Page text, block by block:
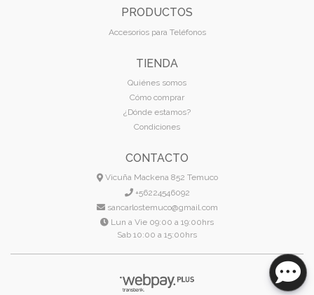
PRODUCTOS
Accesorios para Teléfonos
TIENDA
Quiénes somos
Cómo comprar
¿Dónde estamos?
Condiciones
CONTACTO
Vicuña Mackena 852 Temuco
+56224546092
sancarlostemuco@gmail.com
Lun a Vie 09:00 a 19:00hrs
Sab 10:00 a 15:00hrs